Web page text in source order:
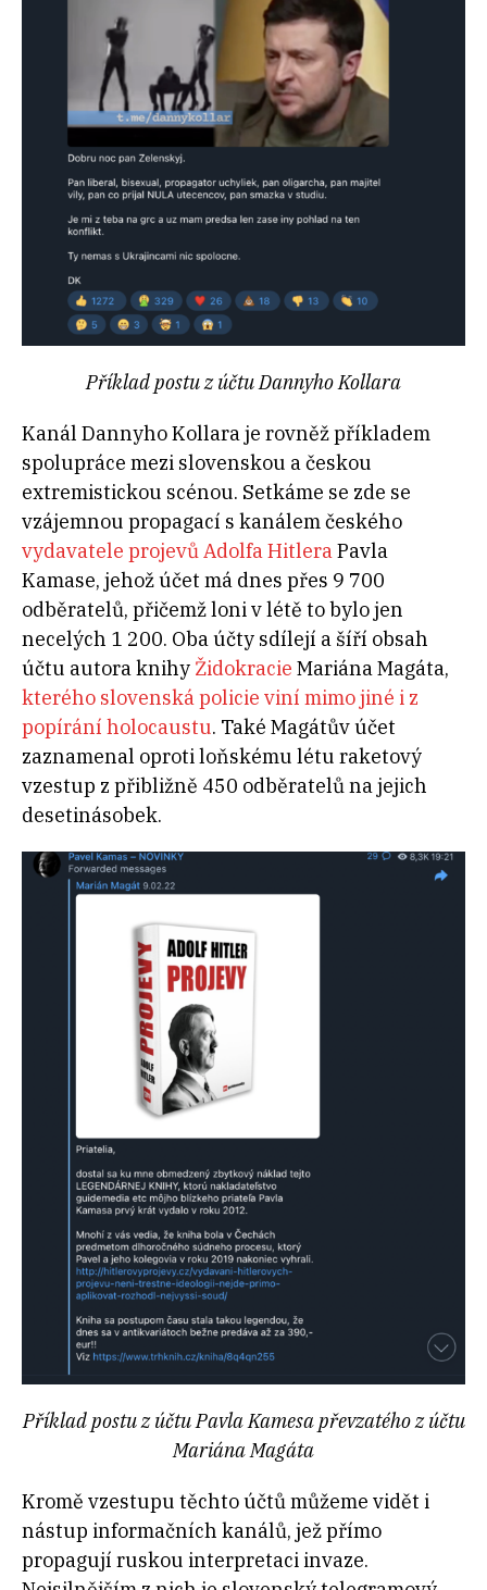
Příklad postu z účtu Dannyho Kollara
Kanál Dannyho Kollara je rovněž příkladem
spolupráce mezi slovenskou a českou
extremistickou scénou. Setkáme se zde se
vzájemnou propagací s kanálem českého
vydavatele projevů Adolfa HitleraPavla
Kamase, jehož účet má dnes přes 9 700
odběratelů, přičemž loni v létě to bylo jen
necelých 1 200. Oba účty sdílejí a šíří obsah
účtu autora knihy Židokracie Mariána Magáta,
kterého slovenská policie viní mimo jiné i z
popírání holocaustu. Také Magátův účet
zaznamenal oproti loňskému létu raketový
vzestup z přibližně 450 odběratelů na jejich
desetinásobek.
Příklad postu z účtu Pavla Kamesa převzatého z účtu
Mariána Magáta
Kromě vzestupu těchto účtů můžeme vidět i
nástup informačních kanálů, jež přímo
propagují ruskou interpretaci invaze.